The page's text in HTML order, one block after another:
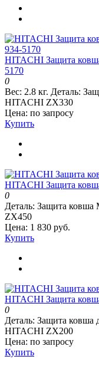
HITACHI Защита
5170
0
Вес: 2.8 кг. Деталь:
HITACHI ZX330
Цена: по запросу
Купить
HITACHI Защита
0
Деталь: Защита ковша
ZX450
Цена: 1 830 руб.
Купить
HITACHI Защита
0
Деталь: Защита ковша
HITACHI ZX200
Цена: по запросу
Купить